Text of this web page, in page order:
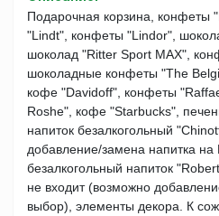
Подарочная корзина, конфеты
"Lindt", конфеты "Lindor",
шоколад "Ritter Sport MAX",
шоколадные конфеты "The
кофе "Davidoff", конфеты
Roshe", кофе "Starbucks",
напиток безалкогольный
добавление/замена напитка на
безалкогольный напиток
не входит (возможно
выбор), элементы декора. К